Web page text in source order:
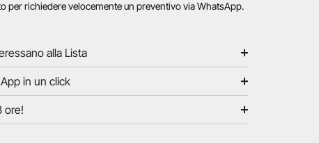
per richiedere velocemente un preventivo via WhatsApp.
alla Lista
in un click
ore!